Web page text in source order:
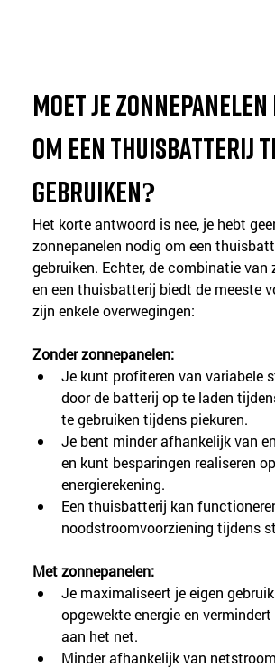
Moet je zonnepanelen
om een thuisbatterij
gebruiken?
Het korte antwoord is nee, je hebt
zonnepanelen nodig om een
gebruiken. Echter, de combinatie van
en een thuisbatterij biedt de meeste
zijn enkele overwegingen:
Zonder zonnepanelen:
Je kunt profiteren van variabele
door de batterij op te laden
te gebruiken tijdens piekuren.
Je bent minder afhankelijk van
en kunt besparingen realiseren
energierekening.
Een thuisbatterij kan
noodstroomvoorziening tijdens
Met zonnepanelen:
Je maximaliseert je eigen
opgewekte energie en
aan het net.
Minder afhankelijk van